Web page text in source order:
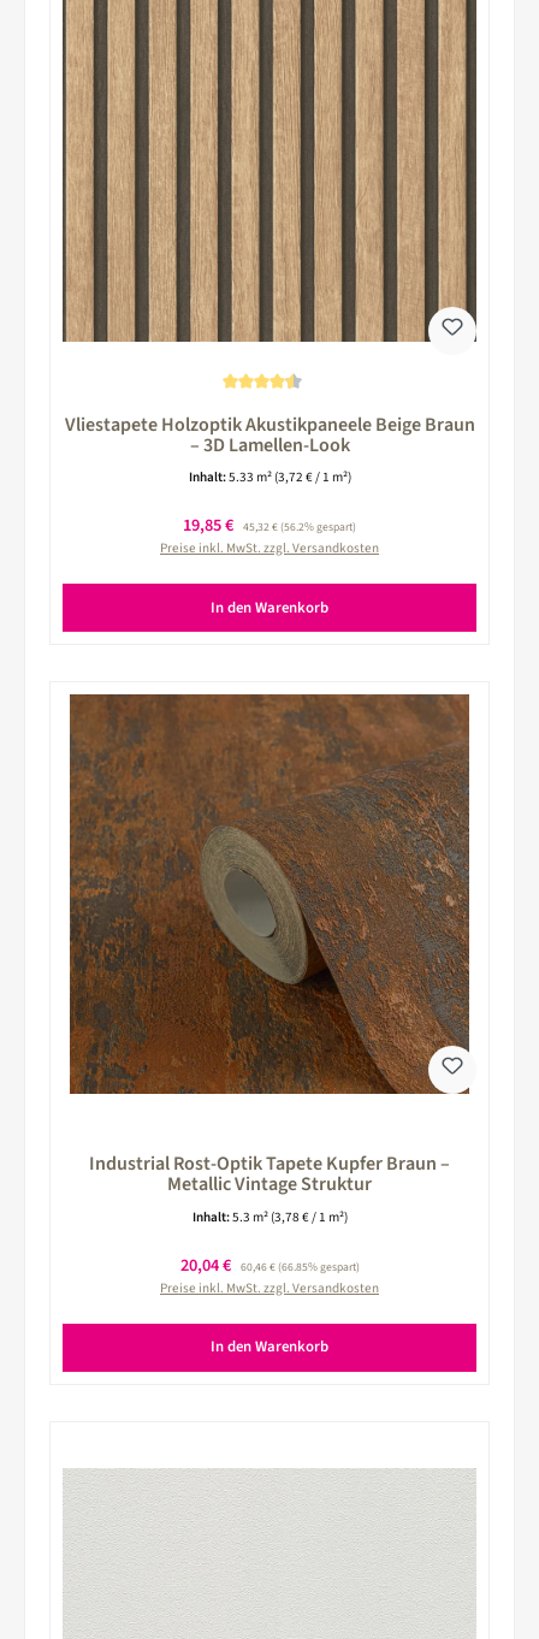
Vliestapete Holzoptik Akustikpaneele Beige Braun
– 3D Lamellen-Look
Inhalt:5.33 m² (3,72 € / 1 m²)
Verkaufspreis:
19,85 € Regulärer Preis:
45,32 €(56.2% gespart)
Preise inkl. MwSt. zzgl. Versandkosten
In den Warenkorb
Industrial Rost-Optik Tapete Kupfer Braun –
Metallic Vintage Struktur
Inhalt:5.3 m² (3,78 € / 1 m²)
Verkaufspreis:
20,04 € Regulärer Preis:
60,46 €(66.85% gespart)
Preise inkl. MwSt. zzgl. Versandkosten
In den Warenkorb